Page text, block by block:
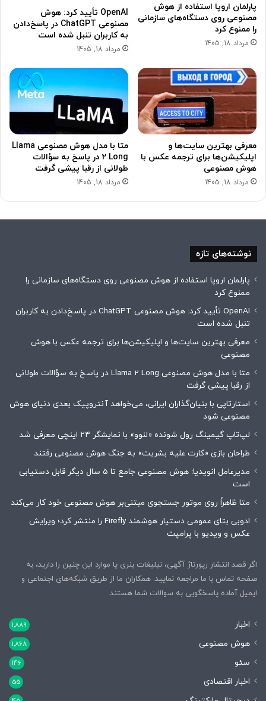
پارلمان اروپا استفاده از هوش
مصنوعی روی دستگاه‌های سازمانی
را ممنوع کرد
مرداد 18, 1405
OpenAI تأیید کرد: هوش
مصنوعی ChatGPT در پاسخ‌دادن
به کاربران تنبل شده است
مرداد 18, 1405
معرفی بهترین سایت‌ها و
اپلیکیشن‌ها برای ترجمه عکس با
هوش مصنوعی
مرداد 18, 1405
متا با مدل هوش مصنوعی Llama
2 Long در پاسخ به سؤالات
طولانی از رقبا پیشی گرفت
مرداد 18, 1405
نوشته‌های تازه
پارلمان اروپا استفاده از هوش مصنوعی روی دستگاه‌های سازمانی را
ممنوع کرد
OpenAI تأیید کرد: هوش مصنوعی ChatGPT در پاسخ‌دادن به کاربران
تنبل شده است
معرفی بهترین سایت‌ها و اپلیکیشن‌ها برای ترجمه عکس با هوش
مصنوعی
متا با مدل هوش مصنوعی Llama 2 Long در پاسخ به سؤالات طولانی
از رقبا پیشی گرفت
استارتاپی با بنیان‌گذاران ایرانی، می‌خواهد آنتروپیک بعدی دنیای هوش
مصنوعی شود
لپ‌تاپ گیمینگ رول شونده «لنوو» با نمایشگر ۲۴ اینچی معرفی شد
طراحان بازی «کارت علیه بشریت» به جنگ هوش مصنوعی رفتند
مدیرعامل انویدیا: هوش مصنوعی جامع تا 5 سال دیگر قابل دستیابی
است
متا ظاهراً روی موتور جستجوی مبتنی‌بر هوش مصنوعی خود کار می‌کند
ادوبی بتای عمومی دستیار هوشمند Firefly را منتشر کرد؛ ویرایش
عکس و ویدیو با پرامپت
اگر قصد انتشار رپورتاژ آگهی، تبلیغات بنری یا موارد این چنین را دارید، به
صفحه تماس با ما مراجعه نمایید. همکاران ما از طریق شبکه‌های اجتماعی و
ایمیل آماده پاسخگویی به سوالات شما هستند.
اخبار 1,889
هوش مصنوعی 1,868
سئو 146
اخبار اقتصادی 55